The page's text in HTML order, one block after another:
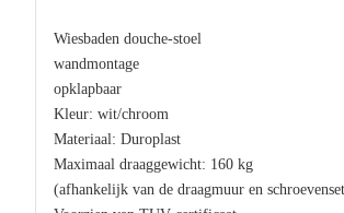
Wiesbaden douche-stoel
wandmontage
opklapbaar
Kleur: wit/chroom
Materiaal: Duroplast
Maximaal draaggewicht: 160 kg
(afhankelijk van de draagmuur en